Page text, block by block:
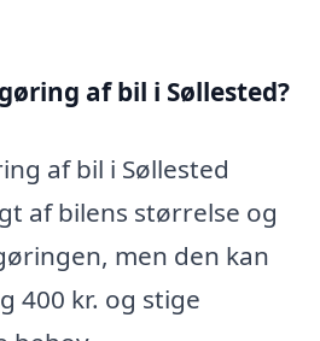
af bil i Søllested?
af bil i Søllested
af bilens størrelse og
men den kan
400 kr. og stige